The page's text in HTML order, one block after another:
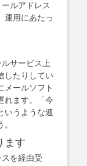
ルアドレス
運用にあたっ
サービス上
したりしてい
メールソフト
れます。「今
いうような連
ます
を経由受